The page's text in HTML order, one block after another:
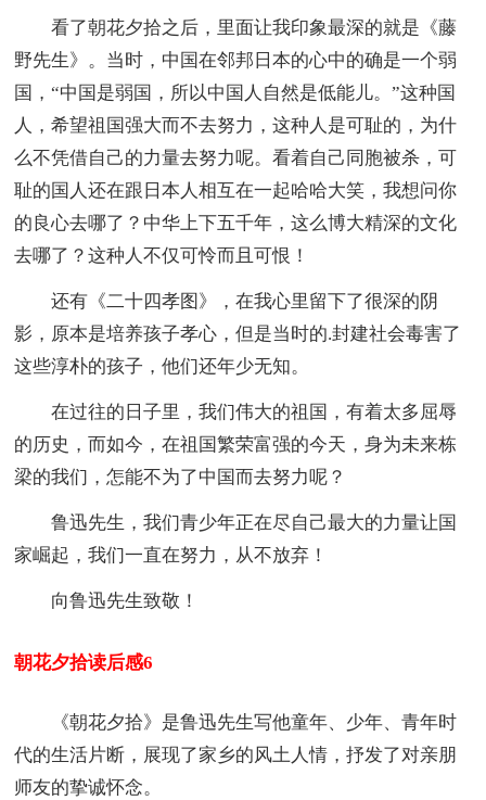
看了朝花夕拾之后，里面让我印象最深的就是《藤
野先生》。当时，中国在邻邦日本的心中的确是一个弱
国，“中国是弱国，所以中国人自然是低能儿。”这种国
人，希望祖国强大而不去努力，这种人是可耻的，为什
么不凭借自己的力量去努力呢。看着自己同胞被杀，可
耻的国人还在跟日本人相互在一起哈哈大笑，我想问你
的良心去哪了？中华上下五千年，这么博大精深的文化
去哪了？这种人不仅可怜而且可恨！
还有《二十四孝图》，在我心里留下了很深的阴
影，原本是培养孩子孝心，但是当时的.封建社会毒害了
这些淳朴的孩子，他们还年少无知。
在过往的日子里，我们伟大的祖国，有着太多屈辱
的历史，而如今，在祖国繁荣富强的今天，身为未来栋
梁的我们，怎能不为了中国而去努力呢？
鲁迅先生，我们青少年正在尽自己最大的力量让国
家崛起，我们一直在努力，从不放弃！
向鲁迅先生致敬！
朝花夕拾读后感6
《朝花夕拾》是鲁迅先生写他童年、少年、青年时
代的生活片断，展现了家乡的风土人情，抒发了对亲朋
师友的挚诚怀念。